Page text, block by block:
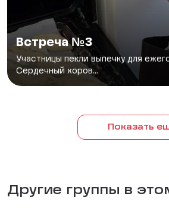
Встреча №3
Участницы пекли выпечку для
Сердечный хоров...
Показать
Другие группы в